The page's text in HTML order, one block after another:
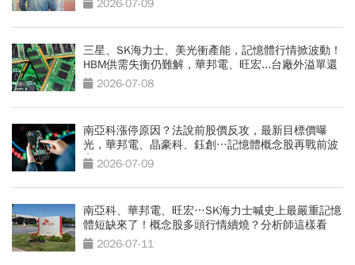
2026-07-09
三星、SK海力士、美光衝產能，記憶體行情掀波動！
HBM供需失衡仍難解，華邦電、旺宏...台廠外溢單還
能接多久？
2026-07-08
南亞科漲停原因？法說前股價反攻，最新目標價曝
光，華邦電、晶豪科、鈺創…記憶體概念股再戰前波
高點2026-07-09
南亞科、華邦電、旺宏…SK海力士喊史上最嚴重記憶
體短缺來了！概念股多頭行情續燒？分析師這樣看
2026-07-11